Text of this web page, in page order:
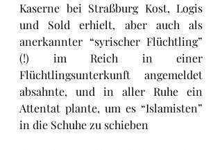
Kaserne bei Straßburg Kost, Logis
und Sold erhielt, aber auch als
anerkannter “syrischer Flüchtling”
(!) im Reich in einer
Flüchtlingsunterkunft angemeldet
absahnte, und in aller Ruhe ein
Attentat plante, um es “Islamisten”
in die Schuhe zu schieben